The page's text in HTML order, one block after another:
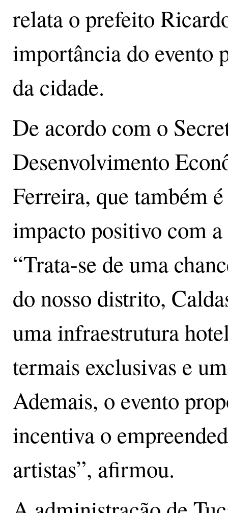
relata o prefeito
importância do evento
da cidade.
De acordo com o
Desenvolvimento
Ferreira, que também
impacto positivo com
“Trata-se de uma
do nosso distrito,
uma infraestrutura
termais exclusivas e
Ademais, o evento
incentiva o
artistas”, afirmou.